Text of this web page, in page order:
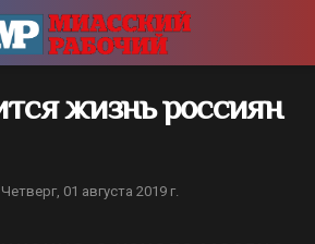
жизнь россиян
Четверг, 01 августа 2019 г.